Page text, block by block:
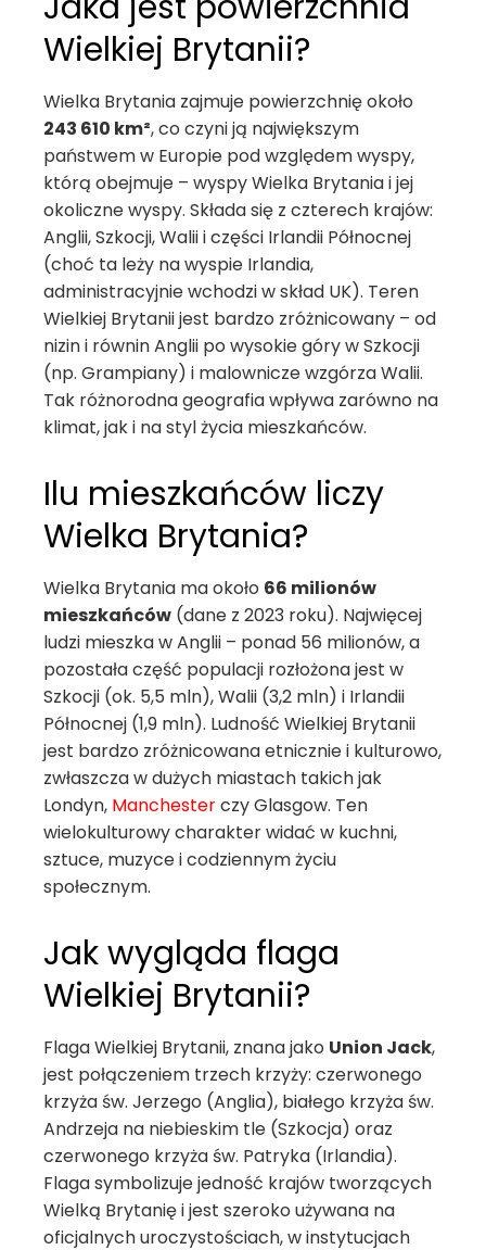
Wielkiej Brytanii?
Wielka Brytania zajmuje powierzchnię około
243 610 km², co czyni ją największym
państwem w Europie pod względem wyspy,
którą obejmuje – wyspy Wielka Brytania i jej
okoliczne wyspy. Składa się z czterech krajów:
Anglii, Szkocji, Walii i części Irlandii Północnej
(choć ta leży na wyspie Irlandia,
administracyjnie wchodzi w skład UK). Teren
Wielkiej Brytanii jest bardzo zróżnicowany – od
nizin i równin Anglii po wysokie góry w Szkocji
(np. Grampiany) i malownicze wzgórza Walii.
Tak różnorodna geografia wpływa zarówno na
klimat, jak i na styl życia mieszkańców.
Ilu mieszkańców liczy
Wielka Brytania?
Wielka Brytania ma około 66 milionów
mieszkańców (dane z 2023 roku). Najwięcej
ludzi mieszka w Anglii – ponad 56 milionów, a
pozostała część populacji rozłożona jest w
Szkocji (ok. 5,5 mln), Walii (3,2 mln) i Irlandii
Północnej (1,9 mln). Ludność Wielkiej Brytanii
jest bardzo zróżnicowana etnicznie i kulturowo,
zwłaszcza w dużych miastach takich jak
Londyn, Manchesterczy Glasgow. Ten
wielokulturowy charakter widać w kuchni,
sztuce, muzyce i codziennym życiu
społecznym.
Jak wygląda flaga
Wielkiej Brytanii?
Flaga Wielkiej Brytanii, znana jako Union Jack,
jest połączeniem trzech krzyży: czerwonego
krzyża św. Jerzego (Anglia), białego krzyża św.
Andrzeja na niebieskim tle (Szkocja) oraz
czerwonego krzyża św. Patryka (Irlandia).
Flaga symbolizuje jedność krajów tworzących
Wielką Brytanię i jest szeroko używana na
oficjalnych uroczystościach, w instytucjach